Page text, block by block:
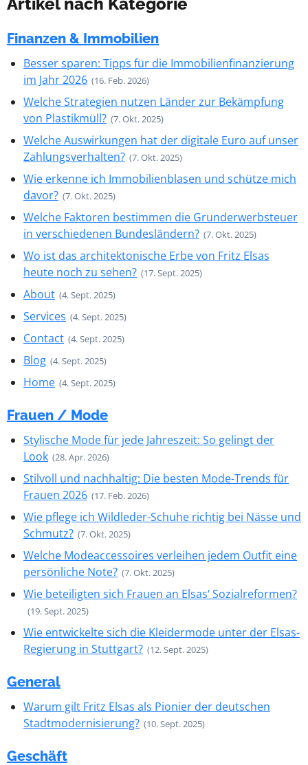
Finanzen & Immobilien
Besser sparen: Tipps für die Immobilienfinanzierung
im Jahr 2026 (16. Feb. 2026)
Welche Strategien nutzen Länder zur Bekämpfung
von Plastikmüll? (7. Okt. 2025)
Welche Auswirkungen hat der digitale Euro auf unser
Zahlungsverhalten? (7. Okt. 2025)
Wie erkenne ich Immobilienblasen und schütze mich
davor? (7. Okt. 2025)
Welche Faktoren bestimmen die Grunderwerbsteuer
in verschiedenen Bundesländern? (7. Okt. 2025)
Wo ist das architektonische Erbe von Fritz Elsas
heute noch zu sehen? (17. Sept. 2025)
About (4. Sept. 2025)
Services (4. Sept. 2025)
Contact (4. Sept. 2025)
Blog (4. Sept. 2025)
Home (4. Sept. 2025)
Frauen / Mode
Stylische Mode für jede Jahreszeit: So gelingt der
Look (28. Apr. 2026)
Stilvoll und nachhaltig: Die besten Mode-Trends für
Frauen 2026 (17. Feb. 2026)
Wie pflege ich Wildleder-Schuhe richtig bei Nässe und
Schmutz? (7. Okt. 2025)
Welche Modeaccessoires verleihen jedem Outfit eine
persönliche Note? (7. Okt. 2025)
Wie beteiligten sich Frauen an Elsas‘ Sozialreformen?
(19. Sept. 2025)
Wie entwickelte sich die Kleidermode unter der Elsas-
Regierung in Stuttgart? (12. Sept. 2025)
General
Warum gilt Fritz Elsas als Pionier der deutschen
Stadtmodernisierung? (10. Sept. 2025)
Geschäft